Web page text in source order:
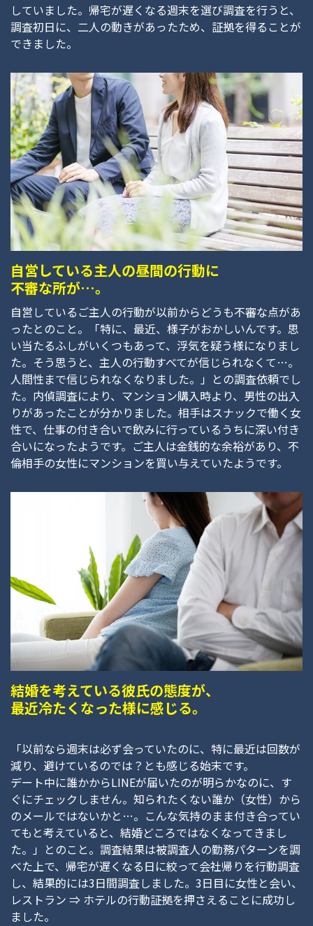
していました。帰宅が遅くなる週末を選び調査を行うと、
調査初日に、二人の動きがあったため、証拠を得ることが
できました。
自営している主人の昼間の行動に
不審な所が…。
自営しているご主人の行動が以前からどうも不審な点があ
ったとのこと。「特に、最近、様子がおかしいんです。思
い当たるふしがいくつもあって、浮気を疑う様になりまし
た。そう思うと、主人の行動すべてが信じられなくて…。
人間性まで信じられなくなりました。」との調査依頼でし
た。内偵調査により、マンション購入時より、男性の出入
りがあったことが分かりました。相手はスナックで働く女
性で、仕事の付き合いで飲みに行っているうちに深い付き
合いになったようです。ご主人は金銭的な余裕があり、不
倫相手の女性にマンションを買い与えていたようです。
結婚を考えている彼氏の態度が、
最近冷たくなった様に感じる。
「以前なら週末は必ず会っていたのに、特に最近は回数が
減り、避けているのでは？とも感じる始末です。
デート中に誰かからLINEが届いたのが明らかなのに、す
ぐにチェックしません。知られたくない誰か（女性）から
のメールではないかと…。こんな気持のまま付き合ってい
てもと考えていると、結婚どころではなくなってきまし
た。」とのこと。調査結果は被調査人の勤務パターンを調
べた上で、帰宅が遅くなる日に絞って会社帰りを行動調査
し、結果的には3日間調査しました。3日目に女性と会い、
レストラン ⇒ ホテルの行動証拠を押さえることに成功し
ました。